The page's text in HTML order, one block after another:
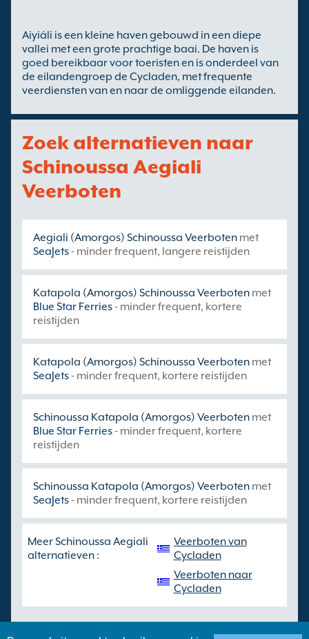
Aiyiáli is een kleine haven gebouwd in een diepe
vallei met een grote prachtige baai. De haven is
goed bereikbaar voor toeristen en is onderdeel van
de eilandengroep de Cycladen, met frequente
veerdiensten van en naar de omliggende eilanden.
Zoek alternatieven naar
Schinoussa Aegiali
Veerboten
Aegiali (Amorgos) Schinoussa Veerboten met
SeaJets- minder frequent, langere reistijden
Katapola (Amorgos) Schinoussa Veerboten met
Blue Star Ferries- minder frequent, kortere
reistijden
Katapola (Amorgos) Schinoussa Veerboten met
SeaJets- minder frequent, kortere reistijden
Schinoussa Katapola (Amorgos) Veerboten met
Blue Star Ferries- minder frequent, kortere
reistijden
Schinoussa Katapola (Amorgos) Veerboten met
SeaJets- minder frequent, kortere reistijden
Meer Schinoussa Aegiali
alternatieven :
Veerboten van
Cycladen
Veerboten naar
Cycladen